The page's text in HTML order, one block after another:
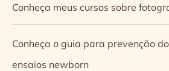
Conheça meus cursos sobre
Conheça o guia para prevenção
ensaios newborn